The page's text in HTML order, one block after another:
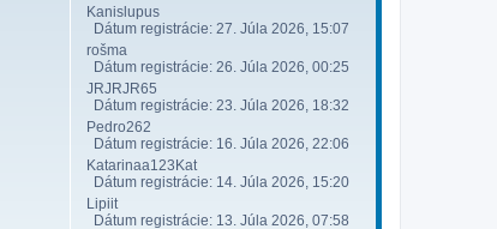
Kanislupus
Dátum registrácie: 27. Júla 2026, 15:07
rošma
Dátum registrácie: 26. Júla 2026, 00:25
JRJRJR65
Dátum registrácie: 23. Júla 2026, 18:32
Pedro262
Dátum registrácie: 16. Júla 2026, 22:06
Katarinaa123Kat
Dátum registrácie: 14. Júla 2026, 15:20
Lipiit
Dátum registrácie: 13. Júla 2026, 07:58